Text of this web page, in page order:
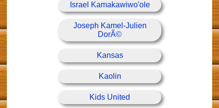
Israel Kamakawiwo'ole
Joseph Kamel-Julien
DorÃ©
Kansas
Kaolin
Kids United